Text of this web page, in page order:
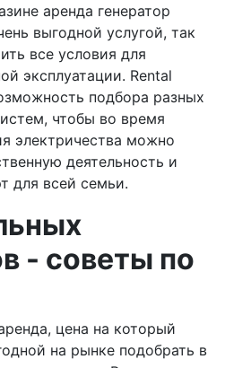
аренда генератор
выгодной услугой, так
все условия для
эксплуатации. Rental
подбора разных
чтобы во время
электричества можно
деятельность и
для всей семьи.
- советы по
цена на который
на рынке подобрать в